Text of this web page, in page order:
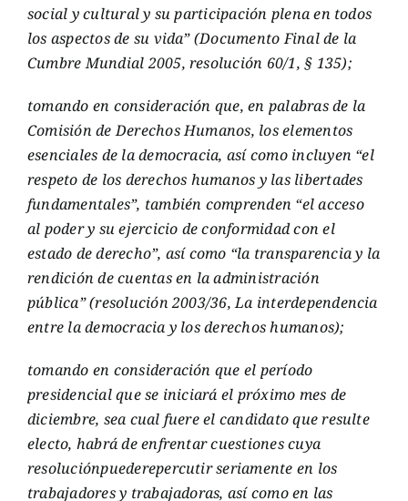
social y cultural y su participación plena en todos
los aspectos de su vida” (Documento Final de la
Cumbre Mundial 2005, resolución 60/1, § 135);
tomando en consideración que, en palabras de la
Comisión de Derechos Humanos, los elementos
esenciales de la democracia, así como incluyen “el
respeto de los derechos humanos y las libertades
fundamentales”, también comprenden “el acceso
al poder y su ejercicio de conformidad con el
estado de derecho”, así como “la transparencia y la
rendición de cuentas en la administración
pública” (resolución 2003/36, La interdependencia
entre la democracia y los derechos humanos);
tomando en consideración que el período
presidencial que se iniciará el próximo mes de
diciembre, sea cual fuere el candidato que resulte
electo, habrá de enfrentar cuestiones cuya
resoluciónpuederepercutir seriamente en los
trabajadores y trabajadoras, así como en las